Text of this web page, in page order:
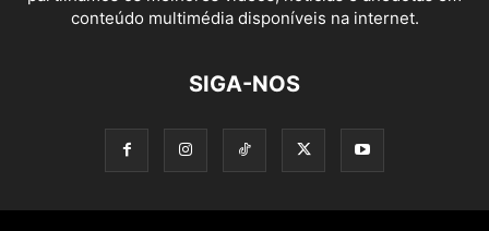
conteúdo multimédia disponíveis na internet.
SIGA-NOS